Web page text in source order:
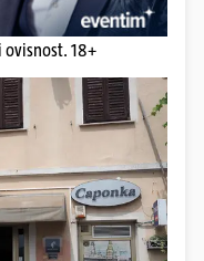
ovisnost. 18+